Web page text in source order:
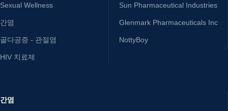
Sexual Wellness
간염
골다공증 - 관절염
HIV 치료제
Sun Pharmaceutical Industries
Glenmark Pharmaceuticals Inc
NottyBoy
간염